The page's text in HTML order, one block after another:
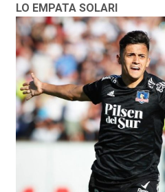
LO EMPATA SOLARI